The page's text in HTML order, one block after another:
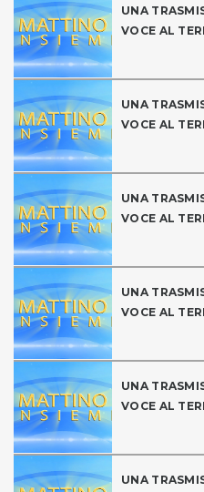
UNA
VOCE AL
UNA
VOCE AL
UNA
VOCE AL
UNA
VOCE AL
UNA
VOCE AL
UNA